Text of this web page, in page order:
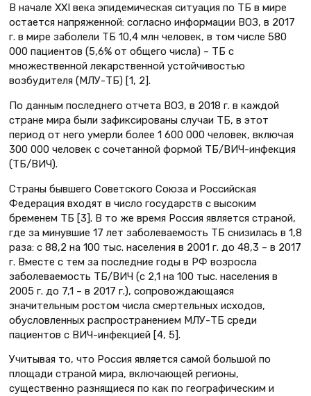
В начале XXI века эпидемическая ситуация по ТБ в мире
остается напряженной: согласно информации ВОЗ, в 2017
г. в мире заболели ТБ 10,4 млн человек, в том числе 580
000 пациентов (5,6% от общего числа) – ТБ с
множественной лекарственной устойчивостью
возбудителя (МЛУ-ТБ) [1, 2].
По данным последнего отчета ВОЗ, в 2018 г. в каждой
стране мира были зафиксированы случаи ТБ, в этот
период от него умерли более 1 600 000 человек, включая
300 000 человек с сочетанной формой ТБ/ВИЧ-инфекция
(ТБ/ВИЧ).
Страны бывшего Советского Союза и Российская
Федерация входят в число государств с высоким
бременем ТБ [3]. В то же время Россия является страной,
где за минувшие 17 лет заболеваемость ТБ снизилась в 1,8
раза: с 88,2 на 100 тыс. населения в 2001 г. до 48,3 – в 2017
г. Вместе с тем за последние годы в РФ возросла
заболеваемость ТБ/ВИЧ (с 2,1 на 100 тыс. населения в
2005 г. до 7,1 – в 2017 г.), сопровождающаяся
значительным ростом числа смертельных исходов,
обусловленных распространением МЛУ-ТБ среди
пациентов с ВИЧ-инфекцией [4, 5].
Учитывая то, что Россия является самой большой по
площади страной мира, включающей регионы,
существенно разнящиеся по как по географическим и